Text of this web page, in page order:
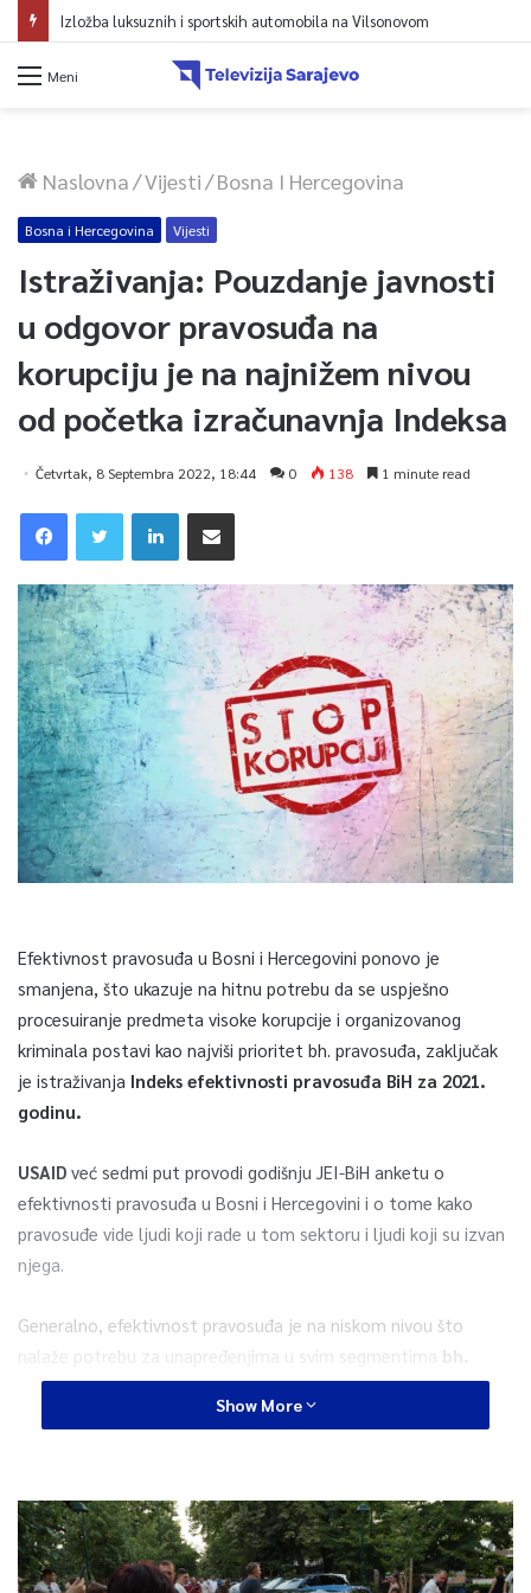
Izložba luksuznih i sportskih automobila na Vilsonovom
Meni
Naslovna/Vijesti/Bosna I Hercegovina
Bosna i Hercegovina Vijesti
Istraživanja: Pouzdanje javnosti
u odgovor pravosuđa na
korupciju je na najnižem nivou
od početka izračunavnja Indeksa
Četvrtak, 8 Septembra 2022, 18:44 0 138 1 minute read
Efektivnost pravosuđa u Bosni i Hercegovini ponovo je
smanjena, što ukazuje na hitnu potrebu da se uspješno
procesuiranje predmeta visoke korupcije i organizovanog
kriminala postavi kao najviši prioritet bh. pravosuđa, zaključak
je istraživanja Indeks efektivnosti pravosuđa BiH za 2021.
godinu.
USAID već sedmi put provodi godišnju JEI-BiH anketu o
efektivnosti pravosuđa u Bosni i Hercegovini i o tome kako
pravosuđe vide ljudi koji rade u tom sektoru i ljudi koji su izvan
njega.
Generalno, efektivnost pravosuđa je na niskom nivou što
nalaže potrebu za unapređenjima u svim segmentima bh.
pravosudnog sistema, pri čemu borba protiv korupcije
mora biti prioritet pravosuđa.
predmeta i smanjenju broja neriješenih predmeta, viđenje
javnosti o efektivnosti pravosuđa u BiH je negativnije nego
ikada, posebno kad je riječ o borbi protiv korupcije.Prema
Show More